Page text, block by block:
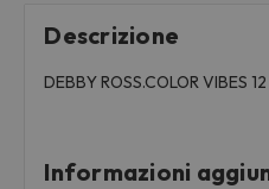
Descrizione
DEBBY ROSS.COLOR VIBES
Informazioni